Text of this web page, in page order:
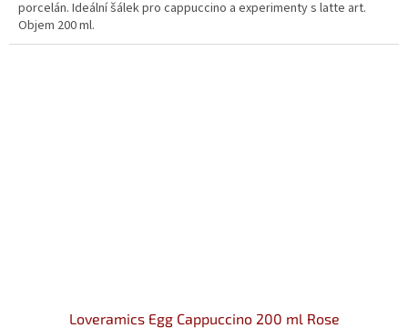
porcelán. Ideální šálek pro cappuccino a experimenty s latte art.
Objem 200 ml.
Loveramics Egg Cappuccino 200 ml Rose